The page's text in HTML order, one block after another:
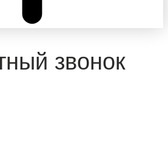
звонок